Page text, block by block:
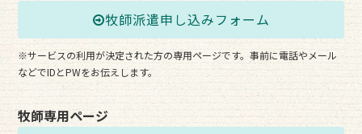
牧師派遣申し込みフォーム
※サービスの利用が決定された方の専用ページです。事前に電話やメール
などでIDとPWをお伝えします。
牧師専用ページ